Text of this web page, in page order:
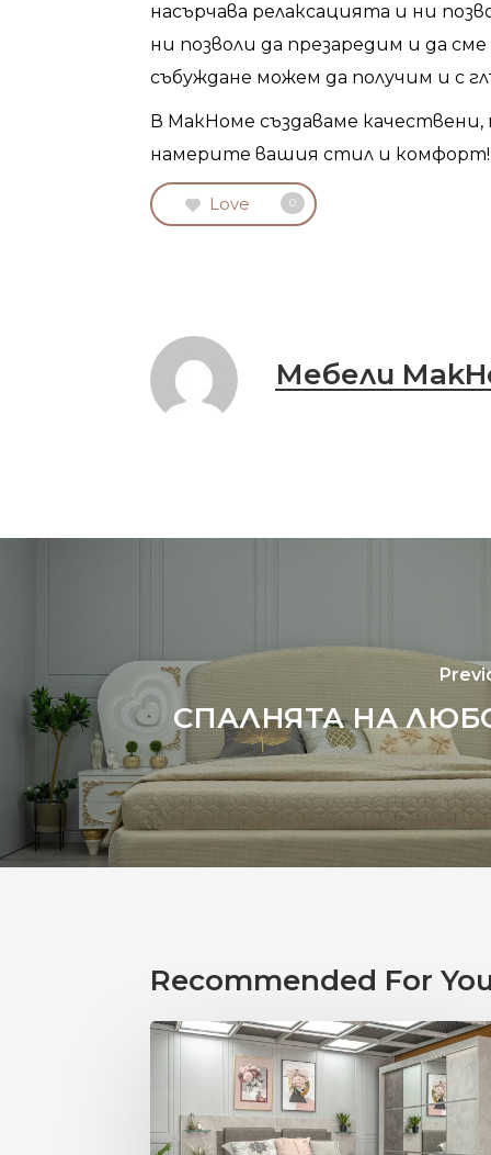
насърчава релаксацията и ни
ни позволи да презаредим и да
събуждане можем да получим и с
В МакHоме създаваме
намерите вашия стил и комфорт!
Love 0
Мебели
СПАЛНЯТА НА
Recommended For
ИДЕАЛНАТА
ЗОДИЯТА.